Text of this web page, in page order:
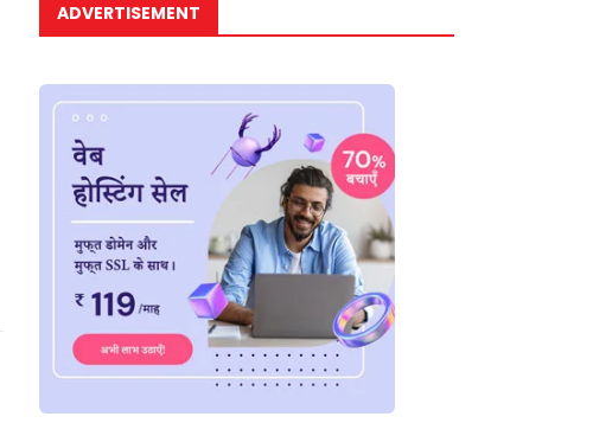
ADVERTISEMENT